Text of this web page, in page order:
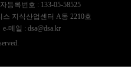
등록번호 : 133-05-58525
지식산업센터 A동 2210호
e-메일 : dsa@dsa.kr